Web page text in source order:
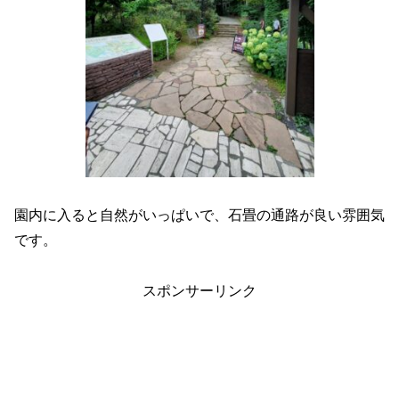
園内に入ると自然がいっぱいで、石畳の通路が良い雰囲気
です。
スポンサーリンク